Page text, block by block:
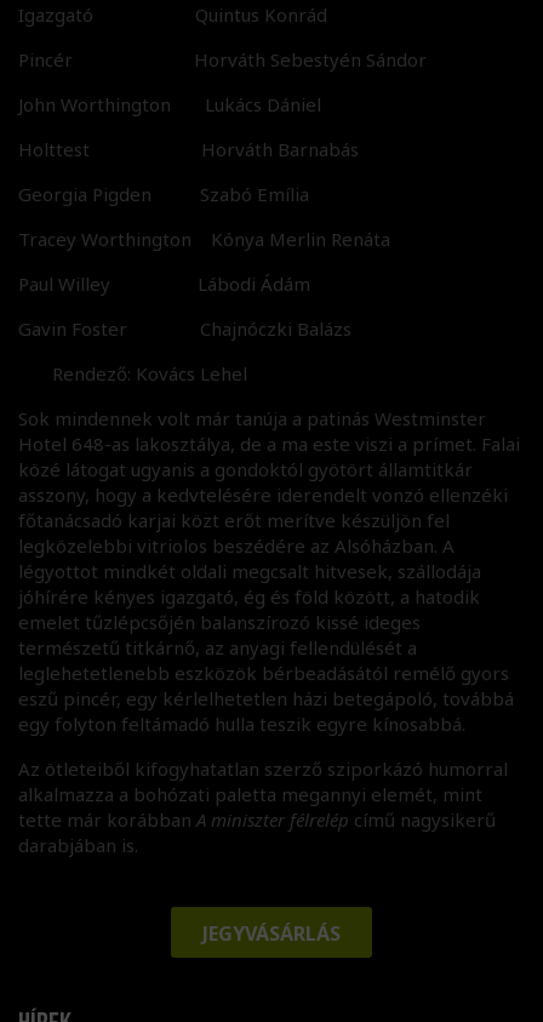
Igazgató Quintus Konrád
Pincér Horváth Sebestyén Sándor
John Worthington Lukács Dániel
Holttest Horváth Barnabás
Georgia Pigden Szabó Emília
Tracey Worthington Kónya Merlin Renáta
Paul Willey Lábodi Ádám
Gavin Foster Chajnóczki Balázs
Rendező: Kovács Lehel
Sok mindennek volt már tanúja a patinás Westminster
Hotel 648-as lakosztálya, de a ma este viszi a prímet. Falai
közé látogat ugyanis a gondoktól gyötört államtitkár
asszony, hogy a kedvtelésére iderendelt vonzó ellenzéki
főtanácsadó karjai közt erőt merítve készüljön fel
legközelebbi vitriolos beszédére az Alsóházban. A
légyottot mindkét oldali megcsalt hitvesek, szállodája
jóhírére kényes igazgató, ég és föld között, a hatodik
emelet tűzlépcsőjén balanszírozó kissé ideges
természetű titkárnő, az anyagi fellendülését a
leglehetetlenebb eszközök bérbeadásától remélő gyors
eszű pincér, egy kérlelhetetlen házi betegápoló, továbbá
egy folyton feltámadó hulla teszik egyre kínosabbá.
Az ötleteiből kifogyhatatlan szerző sziporkázó humorral
alkalmazza a bohózati paletta megannyi elemét, mint
tette már korábban A miniszter félrelép című nagysikerű
darabjában is.
JEGYVÁSÁRLÁS